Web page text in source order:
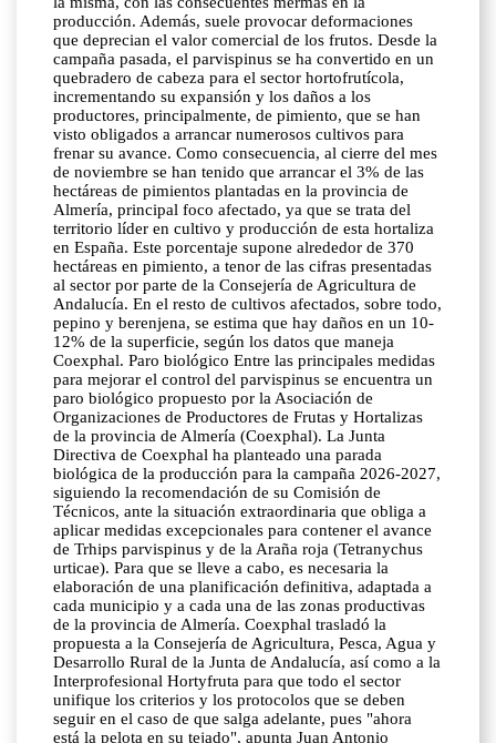
producción. Además, suele provocar deformaciones
que deprecian el valor comercial de los frutos. Desde la
campaña pasada, el parvispinus se ha convertido en un
quebradero de cabeza para el sector hortofrutícola,
incrementando su expansión y los daños a los
productores, principalmente, de pimiento, que se han
visto obligados a arrancar numerosos cultivos para
frenar su avance. Como consecuencia, al cierre del mes
de noviembre se han tenido que arrancar el 3% de las
hectáreas de pimientos plantadas en la provincia de
Almería, principal foco afectado, ya que se trata del
territorio líder en cultivo y producción de esta hortaliza
en España. Este porcentaje supone alrededor de 370
hectáreas en pimiento, a tenor de las cifras presentadas
al sector por parte de la Consejería de Agricultura de
Andalucía. En el resto de cultivos afectados, sobre todo,
pepino y berenjena, se estima que hay daños en un 10-
12% de la superficie, según los datos que maneja
Coexphal. Paro biológico Entre las principales medidas
para mejorar el control del parvispinus se encuentra un
paro biológico propuesto por la Asociación de
Organizaciones de Productores de Frutas y Hortalizas
de la provincia de Almería (Coexphal). La Junta
Directiva de Coexphal ha planteado una parada
biológica de la producción para la campaña 2026-2027,
siguiendo la recomendación de su Comisión de
Técnicos, ante la situación extraordinaria que obliga a
aplicar medidas excepcionales para contener el avance
de Trhips parvispinus y de la Araña roja (Tetranychus
urticae). Para que se lleve a cabo, es necesaria la
elaboración de una planificación definitiva, adaptada a
cada municipio y a cada una de las zonas productivas
de la provincia de Almería. Coexphal trasladó la
propuesta a la Consejería de Agricultura, Pesca, Agua y
Desarrollo Rural de la Junta de Andalucía, así como a la
Interprofesional Hortyfruta para que todo el sector
unifique los criterios y los protocolos que se deben
seguir en el caso de que salga adelante, pues "ahora
está la pelota en su tejado", apunta Juan Antonio